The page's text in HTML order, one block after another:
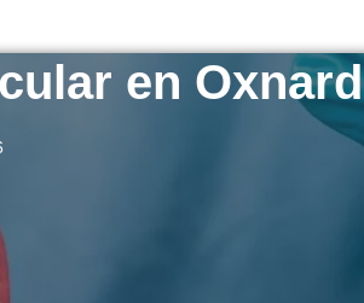
en Oxnard